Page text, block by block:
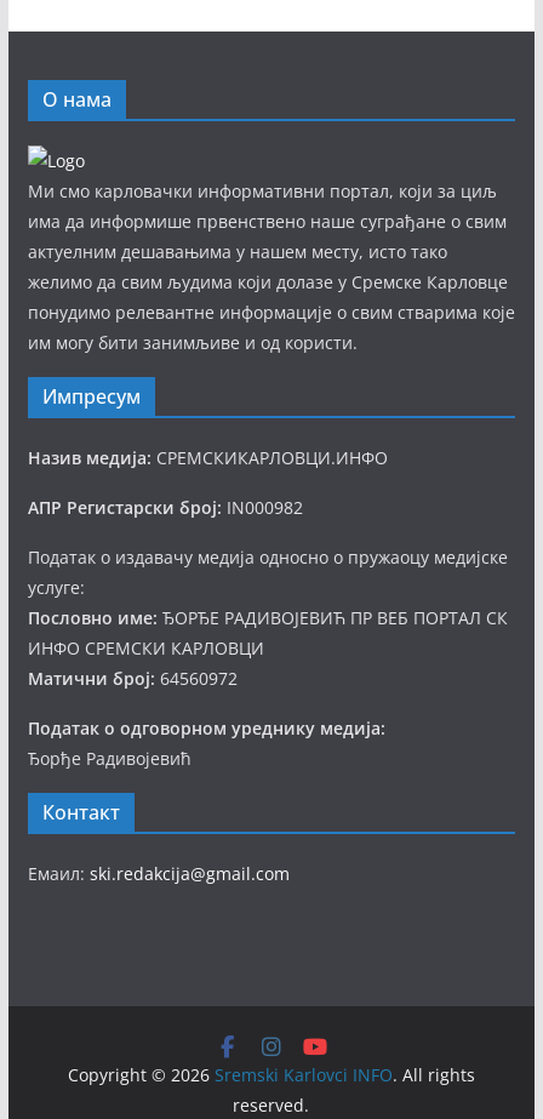
О нама
Ми смо карловачки информативни портал, који за циљ
има да информише првенствено наше суграђане о свим
актуелним дешавањима у нашем месту, исто тако
желимо да свим људима који долазе у Сремске Карловце
понудимо релевантне информације о свим стварима које
им могу бити занимљиве и од користи.
Импресум
Назив медија: СРЕМСКИКАРЛОВЦИ.ИНФО
АПР Регистарски број: IN000982
Податак о издавачу медија односно о пружаоцу медијске
услуге:
Пословно име: ЂОРЂЕ РАДИВОЈЕВИЋ ПР ВЕБ ПОРТАЛ СК
ИНФО СРЕМСКИ КАРЛОВЦИ
Матични број: 64560972
Податак о одговорном уреднику медија:
Ђорђе Радивојевић
Контакт
Емаил: ski.redakcija@gmail.com
Copyright © 2026 Sremski Karlovci INFO. All rights
reserved.